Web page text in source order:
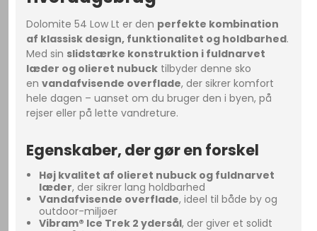
Dolomite 54 Low Lt er den perfekte kombination
af klassisk design, funktionalitet og holdbarhed.
Med sin slidstærke konstruktion i fuldnarvet
læder og olieret nubuck tilbyder denne sko
envandafvisende overflade, der sikrer komfort
hele dagen – uanset om du bruger den i byen, på
rejser eller på lette vandreture.
Egenskaber, der gør en forskel
Høj kvalitet af olieret nubuck og fuldnarvet
læder, der sikrer lang holdbarhed
Vandafvisende overflade, ideel til både by og
outdoor-miljøer
Vibram® Ice Trek 2 ydersål, der giver et solidt